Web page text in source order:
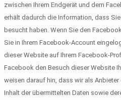
zwischen Ihrem Endgerät und dem
erhält dadurch die Information, dass
besucht haben. Wenn Sie den
Sie in Ihrem Facebook-Account
dieser Website auf Ihrem Facebook-
Facebook den Besuch dieser Website
weisen darauf hin, dass wir als
Inhalt der übermittelten Daten sowie